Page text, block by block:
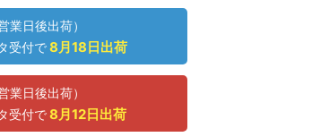
業日後出荷）
受付で8月18日出荷
業日後出荷）
受付で 8月12日出荷